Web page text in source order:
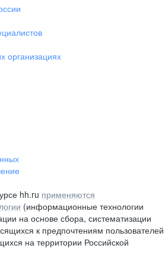
организациях
hh.ru применяются
(информационные технологии
на основе сбора, систематизации
к предпочтениям пользователей
на территории Российской